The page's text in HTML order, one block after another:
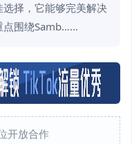
择，它能够完美解决
点围绕Samb……
开放合作